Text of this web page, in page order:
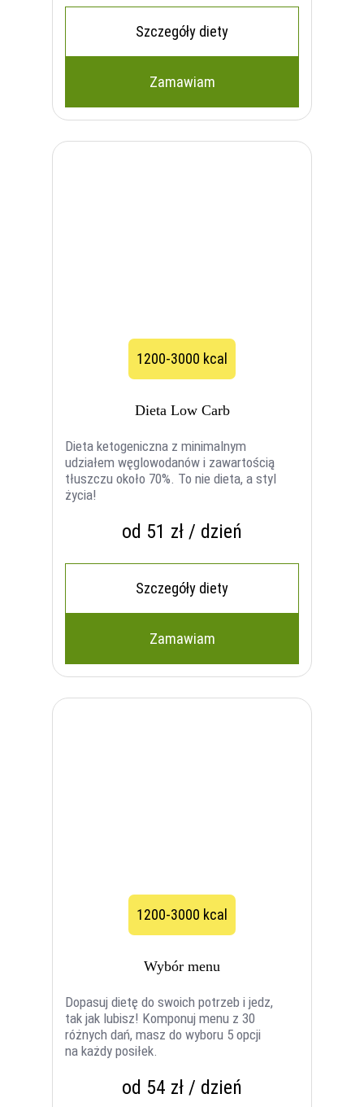
Szczegóły diety
Zamawiam
1200-3000 kcal
Dieta Low Carb
Dieta ketogeniczna z minimalnym
udziałem węglowodanów i zawartością
tłuszczu około 70%. To nie dieta, a styl
życia!
od 51 zł / dzień
Szczegóły diety
Zamawiam
1200-3000 kcal
Wybór menu
Dopasuj dietę do swoich potrzeb i jedz,
tak jak lubisz! Komponuj menu z 30
różnych dań, masz do wyboru 5 opcji
na każdy posiłek.
od 54 zł / dzień